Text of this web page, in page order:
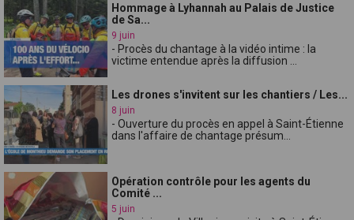
Hommage à Lyhannah au Palais de Justice
de Sa...
9 juin
- Procès du chantage à la vidéo intime : la
victime entendue après la diffusion ...
Les drones s'invitent sur les chantiers / Les...
8 juin
- Ouverture du procès en appel à Saint-Étienne
dans l'affaire de chantage présum...
Opération contrôle pour les agents du
Comité ...
5 juin